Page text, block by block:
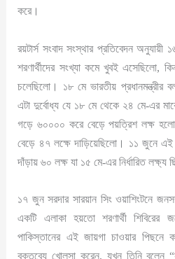
করে।
রয়টার্স সংবাদ সংস্থার প্রতিবেদন অনুযায়ী
শরণার্থীদের সংখ্যা কমে খুবই এসেছিলো,
চলেছিলো। ১৮ মে ভারতীয় প্রধানমন্ত্রীর
এটা দুর্বোধ্য যে ১৮ মে থেকে ২৪ মে-এর
গড়ে ৬০০০০ করে বেড়ে পয়ত্রিশ লক্ষ
বেড়ে ৪৭ লক্ষে দাড়িয়েছিলো। ১১ জুনে
দাঁড়ায় ৬০ লক্ষ যা ১৫ মে-এর নির্ধারিত লক্ষ্য
১৭ জুন সরদার সারয়ান সিং ওয়াশিংটনে
একটি এলাকা হয়তো শরণার্থী
পাকিস্তানের এই জায়গা চাওয়ার পিছনে
বক্তব্যে খোলসা করেন, যখন তিনি বলেন